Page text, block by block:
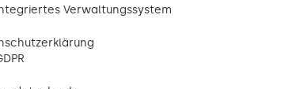
Verwaltungssystem